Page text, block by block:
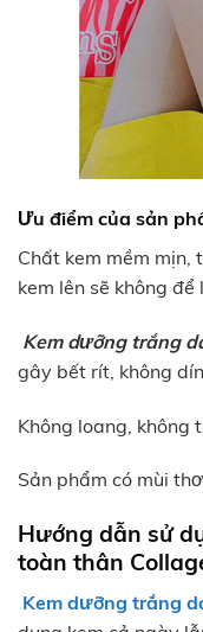
Ưu điểm của sản
Chất kem mềm mịn,
kem lên sẽ không để
Kem dưỡng trắng
gây bết rít, không
Không loang, không
Sản phẩm có mùi
Hướng dẫn sử
toàn thân
Kem dưỡng trắng